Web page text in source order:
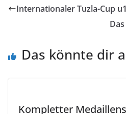
Internationaler Tuzla-Cup
Das könnte dir
Kompletter